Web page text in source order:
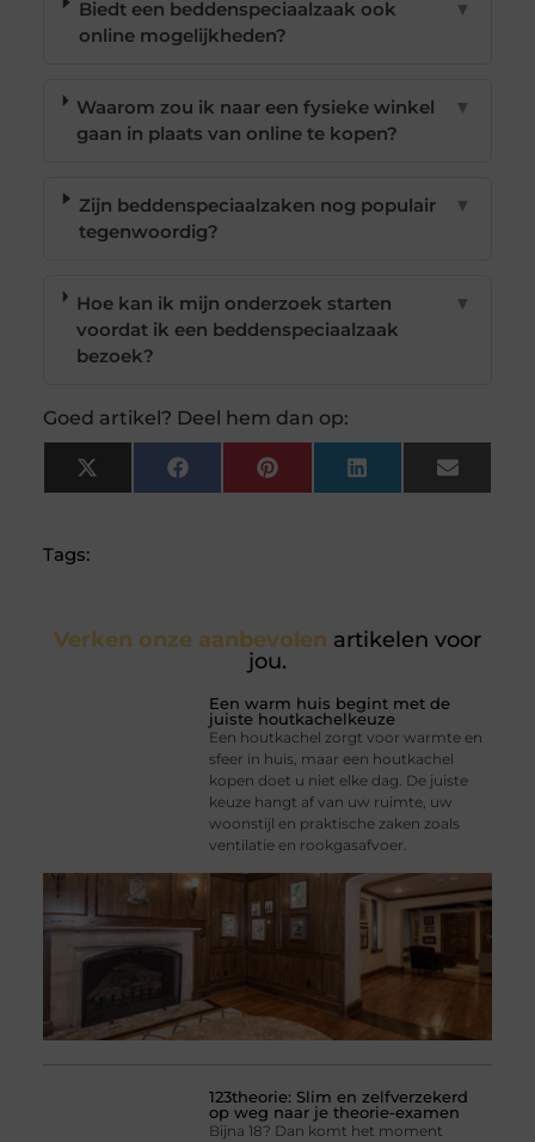
Biedt een beddenspeciaalzaak ook
online mogelijkheden?
▼
Waarom zou ik naar een fysieke winkel
gaan in plaats van online te kopen?
▼
Zijn beddenspeciaalzaken nog populair
tegenwoordig?
▼
Hoe kan ik mijn onderzoek starten
voordat ik een beddenspeciaalzaak
bezoek?
▼
Goed artikel? Deel hem dan op:
X
(Twitter)
FacebookPinterest LinkedIn Email
Tags:
Verken onze aanbevolen artikelen voor
jou.
Een warm huis begint met de
juiste houtkachelkeuze
Een houtkachel zorgt voor warmte en
sfeer in huis, maar een houtkachel
kopen doet u niet elke dag. De juiste
keuze hangt af van uw ruimte, uw
woonstijl en praktische zaken zoals
ventilatie en rookgasafvoer.
123theorie: Slim en zelfverzekerd
op weg naar je theorie-examen
Bijna 18? Dan komt het moment